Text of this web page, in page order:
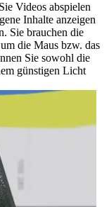
Videos abspielen
Inhalte anzeigen
Sie brauchen die
die Maus bzw. das
Sie sowohl die
günstigen Licht